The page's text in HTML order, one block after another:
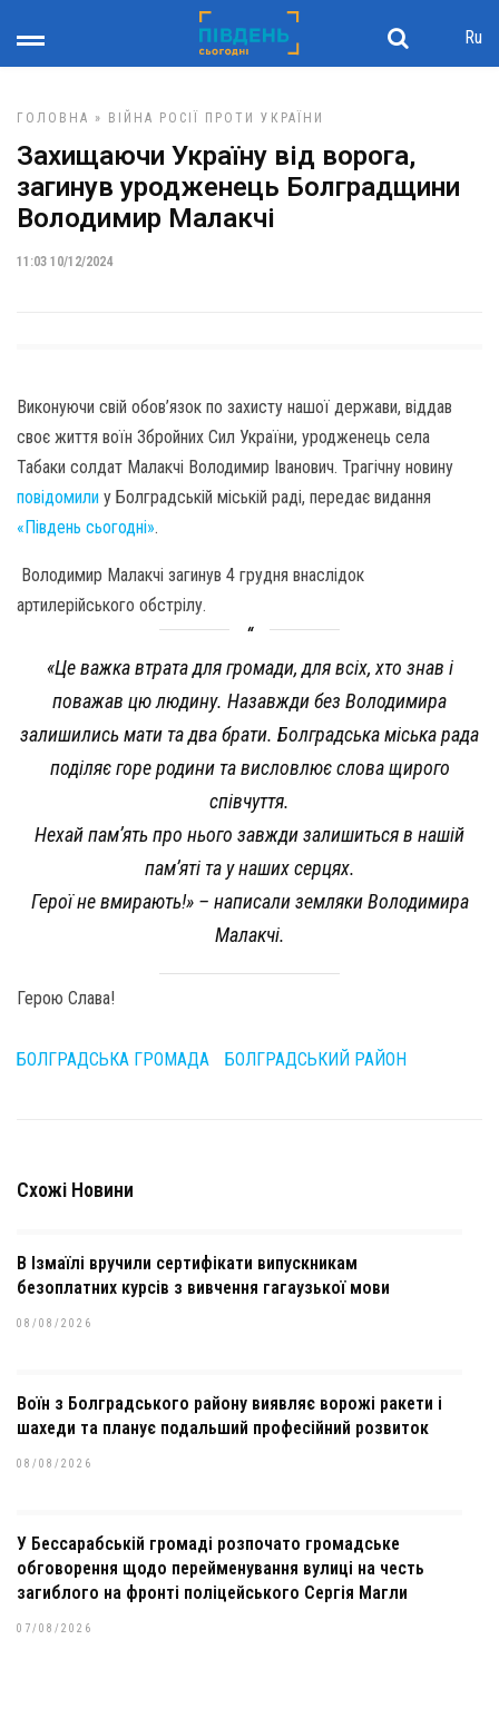
Ru
ГОЛОВНА » ВІЙНА РОСІЇ ПРОТИ УКРАЇНИ
Захищаючи Україну від ворога,
загинув уродженець Болградщини
Володимир Малакчі
11:03 10/12/2024
Виконуючи свій обов’язок по захисту нашої держави, віддав
своє життя воїн Збройних Сил України, уродженець села
Табаки солдат Малакчі Володимир Іванович. Трагічну новину
повідомили у Болградській міській раді, передає видання
«Південь сьогодні».
Володимир Малакчі загинув 4 грудня внаслідок
артилерійського обстрілу.
«Це важка втрата для громади, для всіх, хто знав і
поважав цю людину. Назавжди без Володимира
залишились мати та два брати. Болградська міська рада
поділяє горе родини та висловлює слова щирого
співчуття.
Нехай пам’ять про нього завжди залишиться в нашій
пам’яті та у наших серцях.
Герої не вмирають!» – написали земляки Володимира
Малакчі.
Герою Слава!
БОЛГРАДСЬКА ГРОМАДА БОЛГРАДСЬКИЙ РАЙОН
Схожі Новини
В Ізмаїлі вручили сертифікати випускникам
безоплатних курсів з вивчення гагаузької мови
08/08/2026
Воїн з Болградського району виявляє ворожі ракети і
шахеди та планує подальший професійний розвиток
08/08/2026
У Бессарабській громаді розпочато громадське
обговорення щодо перейменування вулиці на честь
загиблого на фронті поліцейського Сергія Магли
07/08/2026